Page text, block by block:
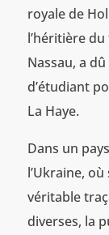
royale de
l’héritière
Nassau, a
d’étudiant
La Haye.
Dans un
l’Ukraine,
véritable
diverses, la